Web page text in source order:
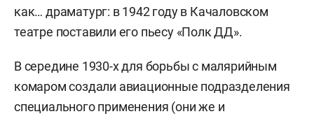
как… драматург: в 1942 году в Качаловском
театре поставили его пьесу «Полк ДД».
В середине 1930-х для борьбы с малярийным
комаром создали авиационные подразделения
специального применения (они же и